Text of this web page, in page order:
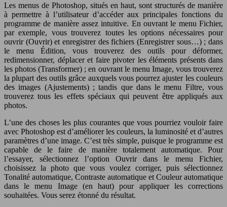
Les menus de Photoshop, situés en haut, sont structurés de manière
à permettre à l’utilisateur d’accéder aux principales fonctions du
programme de manière assez intuitive. En ouvrant le menu Fichier,
par exemple, vous trouverez toutes les options nécessaires pour
ouvrir (Ouvrir) et enregistrer des fichiers (Enregistrer sous…) ; dans
le menu Édition, vous trouverez des outils pour déformer,
redimensionner, déplacer et faire pivoter les éléments présents dans
les photos (Transformer) ; en ouvrant le menu Image, vous trouverez
la plupart des outils grâce auxquels vous pourrez ajuster les couleurs
des images (Ajustements) ; tandis que dans le menu Filtre, vous
trouverez tous les effets spéciaux qui peuvent être appliqués aux
photos.
L’une des choses les plus courantes que vous pourriez vouloir faire
avec Photoshop est d’améliorer les couleurs, la luminosité et d’autres
paramètres d’une image. C’est très simple, puisque le programme est
capable de le faire de manière totalement automatique. Pour
l’essayer, sélectionnez l’option Ouvrir dans le menu Fichier,
choisissez la photo que vous voulez corriger, puis sélectionnez
Tonalité automatique, Contraste automatique et Couleur automatique
dans le menu Image (en haut) pour appliquer les corrections
souhaitées. Vous serez étonné du résultat.